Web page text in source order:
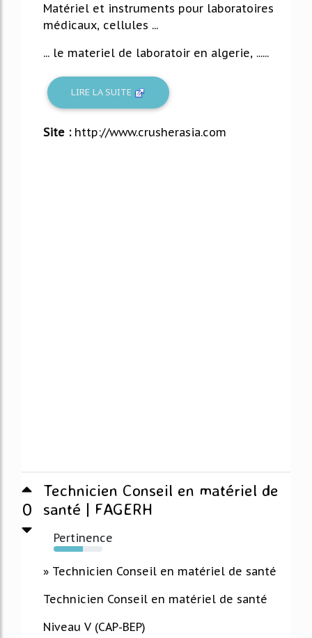
Matériel et instruments pour laboratoires
médicaux, cellules ...
... le materiel de laboratoir en algerie, ......
LIRE LA SUITE
Site : http://www.crusherasia.com
0
Technicien Conseil en matériel de
santé | FAGERH
Pertinence
60%
» Technicien Conseil en matériel de santé
Technicien Conseil en matériel de santé
Niveau V (CAP-BEP)